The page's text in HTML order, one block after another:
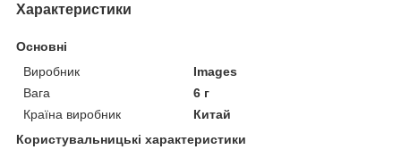
Характеристики
Основні
Виробник
Images
Вага
6 г
Країна виробник
Китай
Користувальницькі характеристики